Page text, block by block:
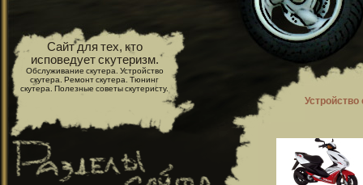
Сайт для тех, кто
исповедует скутеризм.
Обслуживание скутера. Устройство
скутера. Ремонт скутера. Тюнинг
скутера. Полезные советы скутеристу.
Устройство